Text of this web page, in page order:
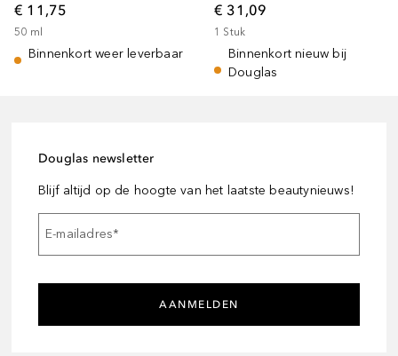
€ 11,75
50 ml
Binnenkort weer leverbaar
€ 31,09
1 Stuk
Binnenkort nieuw bij
Douglas
Douglas newsletter
Blijf altijd op de hoogte van het laatste beautynieuws!
E-mailadres*
AANMELDEN